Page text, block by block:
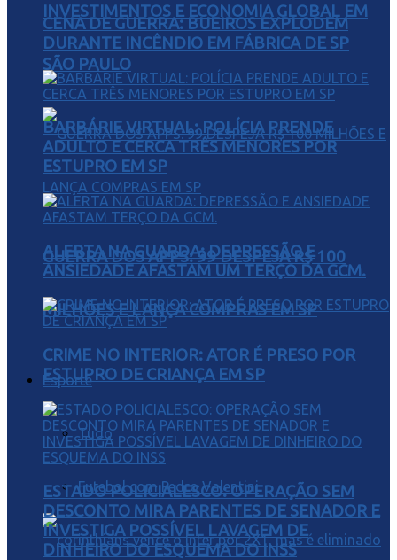
INVESTIMENTOS E ECONOMIA GLOBAL EM
SÃO PAULO
GUERRA DOS APPS: 99 DESPEJA R$ 100
MILHÕES E LANÇA COMPRAS EM SP
Esporte
Tudo
Futebol com Pedro Valentini
CENA DE GUERRA: BUEIROS EXPLODEM
DURANTE INCÊNDIO EM FÁBRICA DE SP
BARBÁRIE VIRTUAL: POLÍCIA PRENDE
ADULTO E CERCA TRÊS MENORES POR
ESTUPRO EM SP
ALERTA NA GUARDA: DEPRESSÃO E
ANSIEDADE AFASTAM UM TERÇO DA GCM.
CRIME NO INTERIOR: ATOR É PRESO POR
ESTUPRO DE CRIANÇA EM SP
ESTADO POLICIALESCO: OPERAÇÃO SEM
DESCONTO MIRA PARENTES DE SENADOR E
INVESTIGA POSSÍVEL LAVAGEM DE
DINHEIRO DO ESQUEMA DO INSS